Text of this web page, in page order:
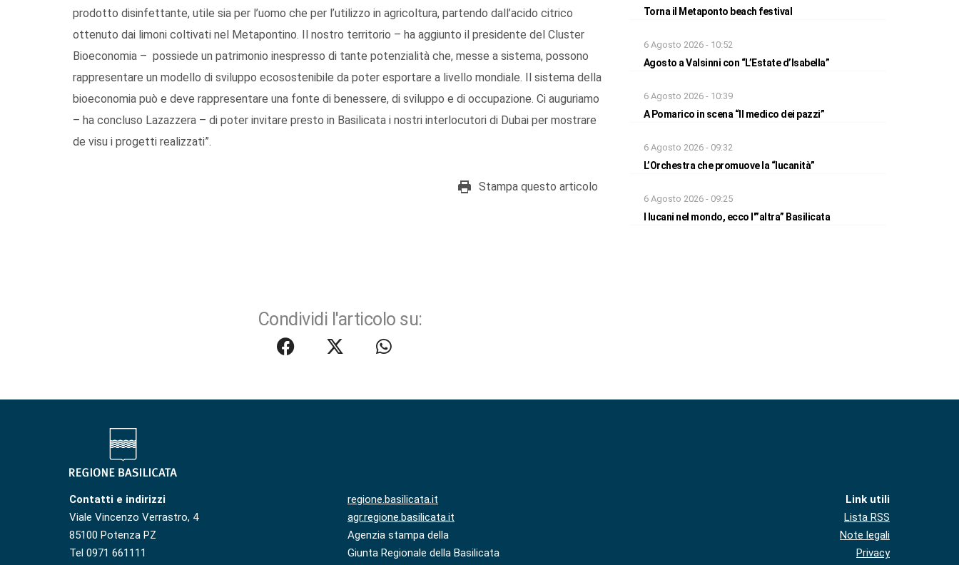
prodotto disinfettante, utile sia per l’uomo che per l’utilizzo in agricoltura, partendo dall’acido citrico
ottenuto dai limoni coltivati nel Metapontino. Il nostro territorio – ha aggiunto il presidente del Cluster
Bioeconomia – possiede un patrimonio inespresso di tante potenzialità che, messe a sistema, possono
rappresentare un modello di sviluppo ecosostenibile da poter esportare a livello mondiale. Il sistema della
bioeconomia può e deve rappresentare una fonte di benessere, di sviluppo e di occupazione. Ci auguriamo
– ha concluso Lazazzera – di poter invitare presto in Basilicata i nostri interlocutori di Dubai per mostrare
de visu i progetti realizzati”.
Stampa questo articolo
Condividi l'articolo su:
Torna il Metaponto beach festival
6 Agosto 2026 - 10:52
Agosto a Valsinni con “L’Estate d’Isabella”
6 Agosto 2026 - 10:39
A Pomarico in scena “Il medico dei pazzi”
6 Agosto 2026 - 09:32
L’Orchestra che promuove la “lucanità”
6 Agosto 2026 - 09:25
I lucani nel mondo, ecco l'”altra” Basilicata
Contatti e indirizzi
Viale Vincenzo Verrastro, 4
85100 Potenza PZ
Tel 0971 661111
regione.basilicata.it
agr.regione.basilicata.it
Agenzia stampa della
Giunta Regionale della Basilicata
Link utili
Lista RSS
Note legali
Privacy